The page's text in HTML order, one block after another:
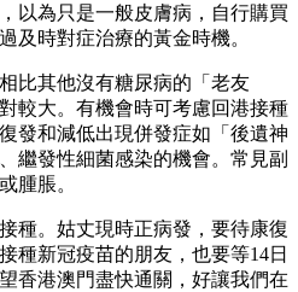
以為只是一般皮膚病，自行購買
及時對症治療的黃金時機。
比其他沒有糖尿病的「老友
較大。有機會時可考慮回港接種
發和減低出現併發症如「後遺神
繼發性細菌感染的機會。常見副
腫脹。
種。姑丈現時正病發，要待康復
種新冠疫苗的朋友，也要等14日
香港澳門盡快通關，好讓我們在